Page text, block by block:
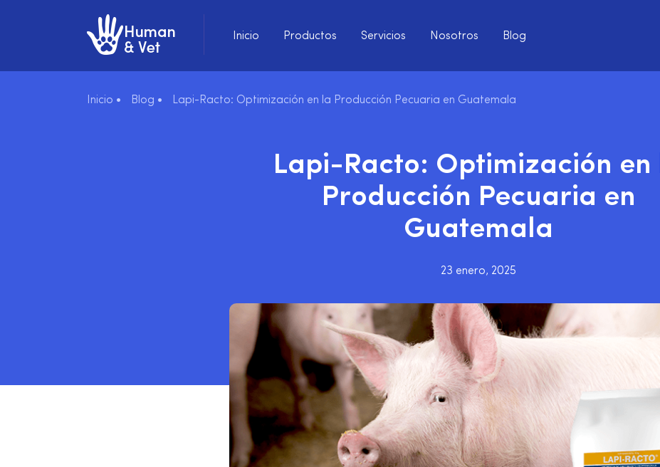
Inicio Productos Servicios Nosotros Blog
Inicio • Blog • Lapi-Racto: Optimización en la Producción Pecuaria en Guatemala
Lapi-Racto: Optimización en
Producción Pecuaria en
Guatemala
23 enero, 2025